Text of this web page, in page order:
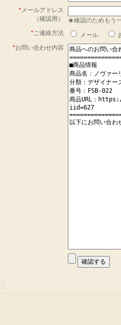
*メールアドレス
（確認用）
★確認のためもう
*ご連絡方法 メール
*お問い合わせ内容